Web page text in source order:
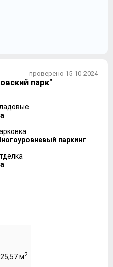
проверено 15-10-2024
парк"
паркинг
м2